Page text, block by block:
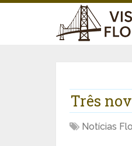
Três
Notícias